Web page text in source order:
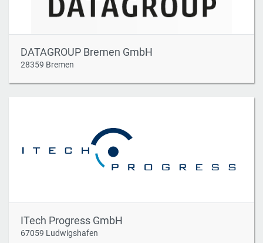
DATAGROUP Bremen GmbH
28359 Bremen
ITech Progress GmbH
67059 Ludwigshafen